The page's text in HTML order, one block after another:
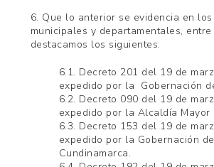
6. Que lo anterior se evidencia en
municipales y departamentales,
destacamos los siguientes:
6.1. Decreto 201 del 19 de
expedido por la Gobernación
6.2. Decreto 090 del 19 de
expedido por la Alcaldía Mayor
6.3. Decreto 153 del 19 de
expedido por la Gobernación de
Cundinamarca.